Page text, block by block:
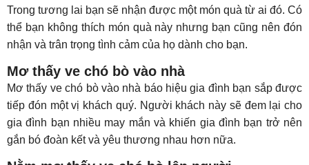
Trong tương lai bạn sẽ nhận được một món quà từ ai đó. Có
thể bạn không thích món quà này nhưng bạn cũng nên đón
nhận và trân trọng tình cảm của họ dành cho bạn.
Mơ thấy ve chó bò vào nhà
Mơ thấy ve chó bò vào nhà báo hiệu gia đình bạn sắp được
tiếp đón một vị khách quý. Người khách này sẽ đem lại cho
gia đình bạn nhiều may mắn và khiến gia đình bạn trở nên
gắn bó đoàn kết và yêu thương nhau hơn nữa.